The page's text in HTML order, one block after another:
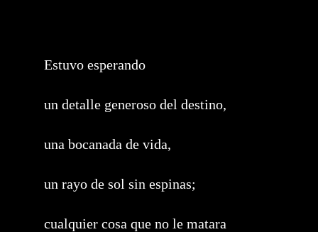
Estuvo esperando
un detalle generoso del destino,
una bocanada de vida,
un rayo de sol sin espinas;
cualquier cosa que no le matara